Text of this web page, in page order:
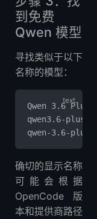
到免费
Qwen 模型
寻找类似于以下
名称的模型：
Qwen 3.6 Plus
qwen3.6-plus-
qwen-3.6-plus
确切的显示名称
可能会根据
OpenCode 版
本和提供商路径